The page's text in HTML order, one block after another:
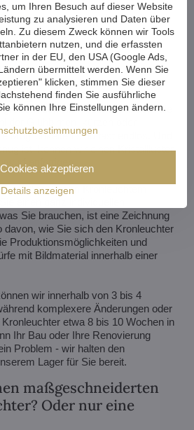
den Kronleuchter, ändern die
Möglichkeiten sind fast endlos. Und
ist, können wir einen Kristalllüster
anfertigen.
Angebot an Kronleuchtern
Sie brauchen, ist eine Zeichnung
davon, wie Sie sich den Kronleuchter
Produktionsmöglichkeiten und
mit Bildmaterial innerhalb einer
wir innerhalb von 3 bis 4
komplexere Änderungen oder
etwa 8 bis 10 Wochen in
Ihr Bau oder Ihre Renovierung
Problem - wir halten den
Lager für Sie bereit.
maßgeschneiderten
Oder nur eine
um Ihren Besuch auf dieser Website
zu analysieren und Daten über
Zu diesem Zweck können wir Tools
nutzen, und die erfassten
in der EU, den USA (Google Ads,
übermittelt werden. Wenn Sie
klicken, stimmen Sie dieser
finden Sie ausführliche
können Ihre Einstellungen ändern.
Details anzeigen
akzeptieren